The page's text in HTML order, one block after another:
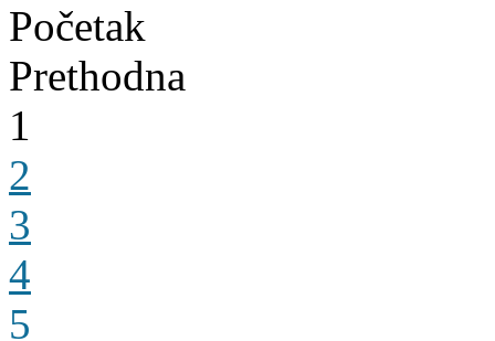
Početak
Prethodna
1
2
3
4
5